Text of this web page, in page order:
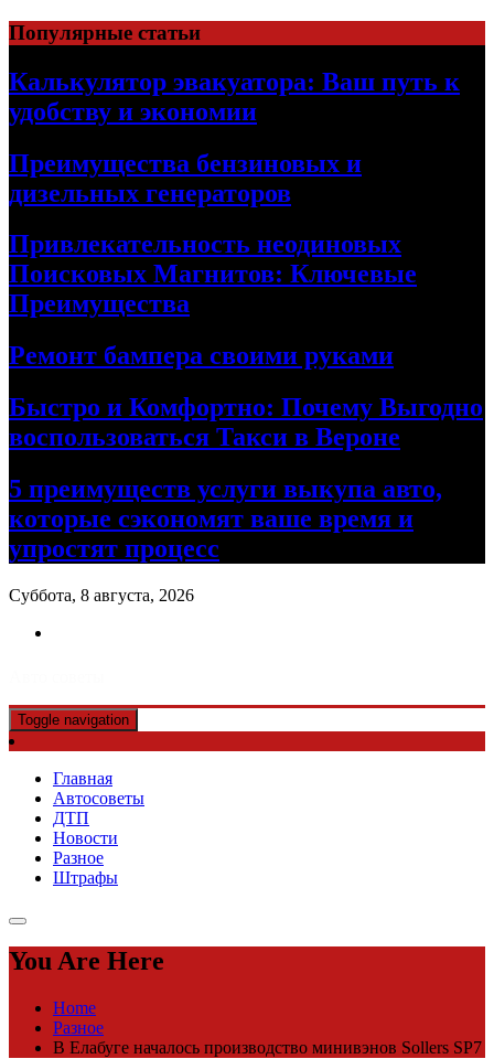
Skip
to
content
Популярные статьи
Калькулятор эвакуатора: Ваш путь к
удобству и экономии
Преимущества бензиновых и
дизельных генераторов
Привлекательность неодиновых
Поисковых Магнитов: Ключевые
Преимущества
Ремонт бампера своими руками
Быстро и Комфортно: Почему Выгодно
воспользоваться Такси в Вероне
5 преимуществ услуги выкупа авто,
которые сэкономят ваше время и
упростят процесс
Суббота, 8 августа, 2026
Toggle navigation
Главная
Автосоветы
ДТП
Новости
Разное
Штрафы
You Are Here
Home
Разное
В Елабуге началось производство минивэнов Sollers SP7